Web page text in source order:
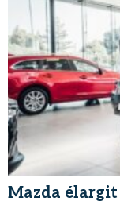
Mazda élargit